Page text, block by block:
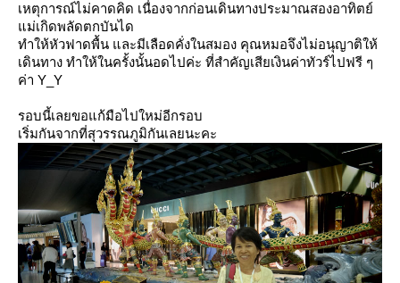
เหตุการณ์ไม่คาดคิด เนื่องจากก่อนเดินทางประมาณสองอาทิตย์
ม่เกิดพลัดตกบันได
ทำให้หัวฟาดพื้น และมีเลือดคั่งในสมอง คุณหมอจึงไม่อนุญาติให้
เดินทาง ทำให้ในครั้งนั้นอดไปค่ะ ที่สำคัญเสียเงินค่าทัวร์ไปฟรี ๆ
ค่า Y_Y
รอบนี้เลยขอแก้มือไปใหม่อีกรอบ
เริ่มกันจากที่สุวรรณภูมิกันเลยนะคะ